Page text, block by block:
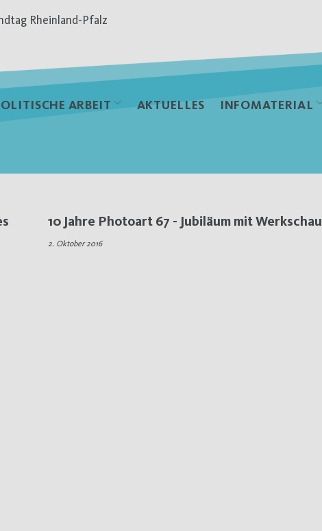
Rheinland-Pfalz
ARBEIT AKTUELLES INFOMATERIAL
10 Jahre Photoart 67 - Jubiläum mit Werkschau
2. Oktober 2016